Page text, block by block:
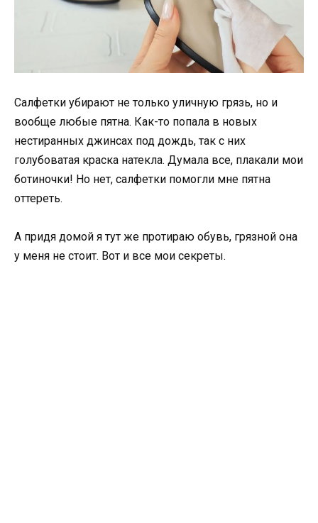
Салфетки убирают не только уличную грязь, но и
вообще любые пятна. Как-то попала в новых
нестиранных джинсах под дождь, так с них
голубоватая краска натекла. Думала все, плакали мои
ботиночки! Но нет, салфетки помогли мне пятна
оттереть.
А придя домой я тут же протираю обувь, грязной она
у меня не стоит. Вот и все мои секреты.